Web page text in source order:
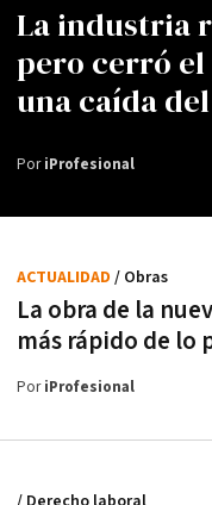
La industria
pero cerró
una caída
PoriProfesional
La obra de la
más rápido de lo
ACTUALIDAD / Obras
PoriProfesional